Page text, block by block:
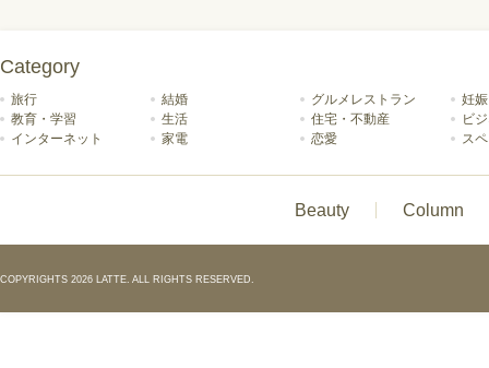
Category
旅行 結婚 グルメレストラン
妊
教育・学習
生活 住宅・不動産
ビ
インターネット
家電 恋愛 ス
Beauty Column
COPYRIGHTS 2026 LATTE. ALL RIGHTS RESERVED.